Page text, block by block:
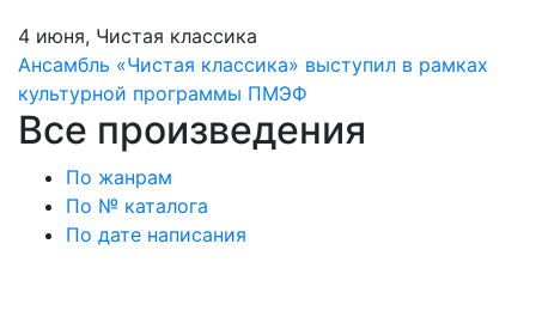
4 июня, Чистая классика
Ансамбль «Чистая классика» выступил в рамках
культурной программы ПМЭФ
Все произведения
По жанрам
По № каталога
По дате написания